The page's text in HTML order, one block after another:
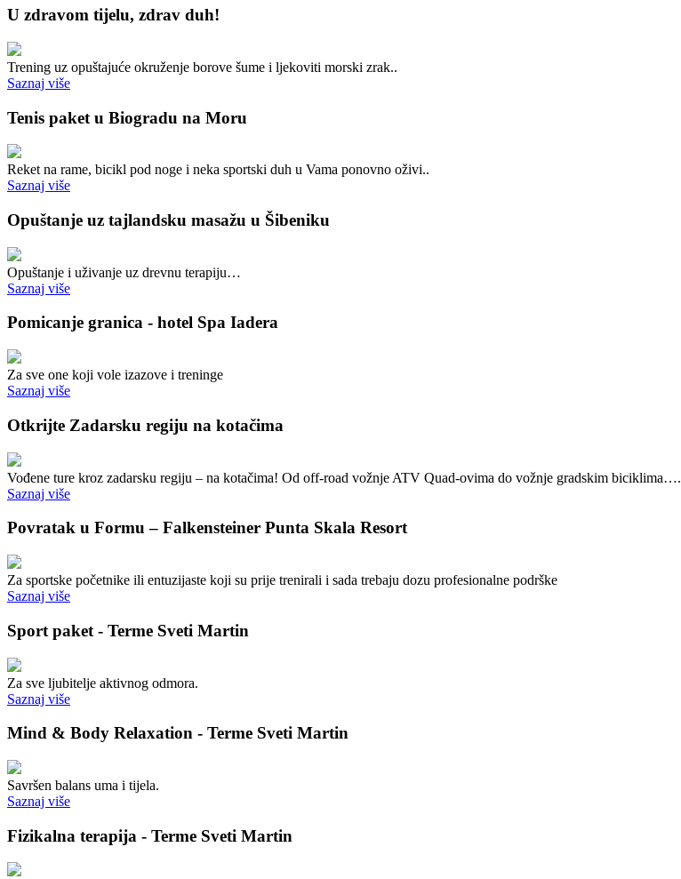
U zdravom tijelu, zdrav duh!
Trening uz opuštajuće okruženje borove šume i ljekoviti morski zrak..
Saznaj više
Tenis paket u Biogradu na Moru
Reket na rame, bicikl pod noge i neka sportski duh u Vama ponovno oživi..
Saznaj više
Opuštanje uz tajlandsku masažu u Šibeniku
Opuštanje i uživanje uz drevnu terapiju…
Saznaj više
Pomicanje granica - hotel Spa Iadera
Za sve one koji vole izazove i treninge
Saznaj više
Otkrijte Zadarsku regiju na kotačima
Vođene ture kroz zadarsku regiju – na kotačima! Od off-road vožnje ATV Quad-ovima do vožnje gradskim biciklima….
Saznaj više
Povratak u Formu – Falkensteiner Punta Skala Resort
Za sportske početnike ili entuzijaste koji su prije trenirali i sada trebaju dozu profesionalne podrške
Saznaj više
Sport paket - Terme Sveti Martin
Za sve ljubitelje aktivnog odmora.
Saznaj više
Mind & Body Relaxation - Terme Sveti Martin
Savršen balans uma i tijela.
Saznaj više
Fizikalna terapija - Terme Sveti Martin